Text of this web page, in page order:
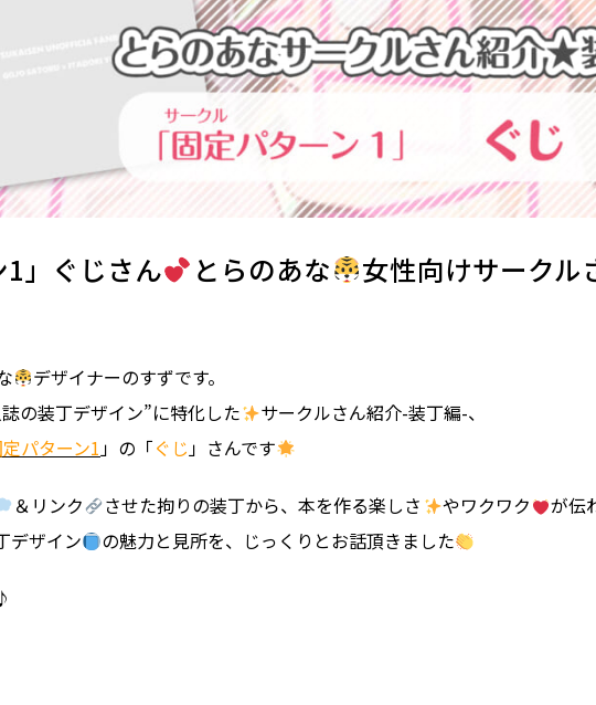
1」ぐじさん とらのあな
女性向けサークル
デザイナーのすずです。
の装丁デザイン”に特化した
サークルさん紹介-装丁編-、
パターン1」の「ぐじ」さんです
＆リンク させた拘りの装丁から、本を作る楽しさ やワクワク
が伝
デザイン
の魅力と見所を、じっくりとお話頂きました